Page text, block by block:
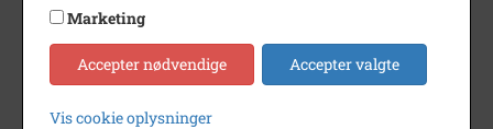
Størrelse
7,0 x 10,5 cm
Arkiv
Svinninge Lokalhistoriske
Marketing
Accepter nødvendige Accepter valgte
Vis cookie oplysninger